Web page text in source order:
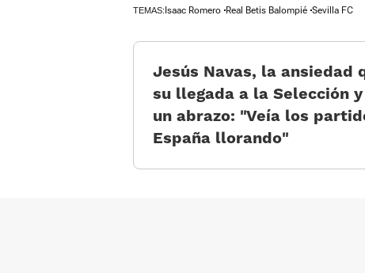
TEMAS: Isaac Romero Real Betis Balompié Sevilla FC
Jesús Navas, la ansiedad
su llegada a la Selección
un abrazo: «Veía los
España llorando»